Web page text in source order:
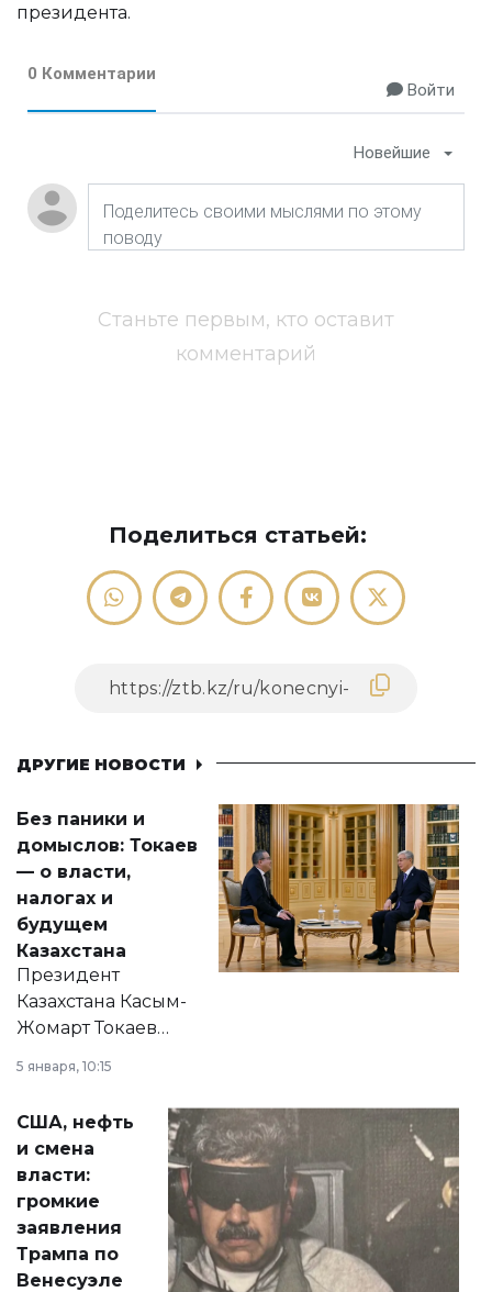
президента.
0 Комментарии
Войти
Новейшие
Станьте первым, кто оставит
комментарий
Поделиться статьей:
ДРУГИЕ НОВОСТИ
Без паники и
домыслов: Токаев
— о власти,
налогах и
будущем
Казахстана
Президент
Казахстана Касым-
Жомарт Токаев
сразу несколько
актуальных тем —
от слухов о
политических
реформах до
вопросов армии,
экономики и
личного здоровья.
5 января, 10:15
США, нефть
и смена
власти:
громкие
заявления
Трампа по
Венесуэле